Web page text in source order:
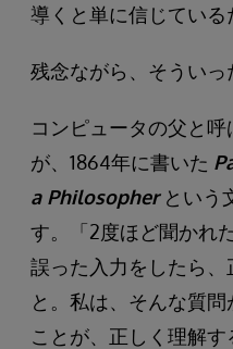
導くと単に信じている
残念ながら、そういっ
コンピュータの父と
が、1864年に書いた
a Philosopherという
す。「2度ほど聞かれ
誤った入力をしたら、
と。私は、そんな質
ことが、正しく理解す